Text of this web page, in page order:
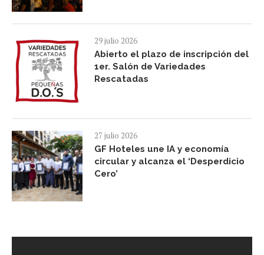
29 julio 2026
Abierto el plazo de inscripción del
1er. Salón de Variedades
Rescatadas
27 julio 2026
GF Hoteles une IA y economía
circular y alcanza el ‘Desperdicio
Cero’